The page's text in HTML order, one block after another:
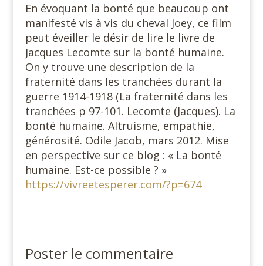
En évoquant la bonté que beaucoup ont
manifesté vis à vis du cheval Joey, ce film
peut éveiller le désir de lire le livre de
Jacques Lecomte sur la bonté humaine.
On y trouve une description de la
fraternité dans les tranchées durant la
guerre 1914-1918 (La fraternité dans les
tranchées p 97-101. Lecomte (Jacques). La
bonté humaine. Altruisme, empathie,
générosité. Odile Jacob, mars 2012. Mise
en perspective sur ce blog : « La bonté
humaine. Est-ce possible ? »
https://vivreetesperer.com/?p=674
Poster le commentaire